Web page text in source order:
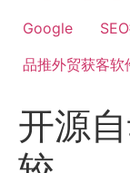
Google
品推外贸获客软
开源